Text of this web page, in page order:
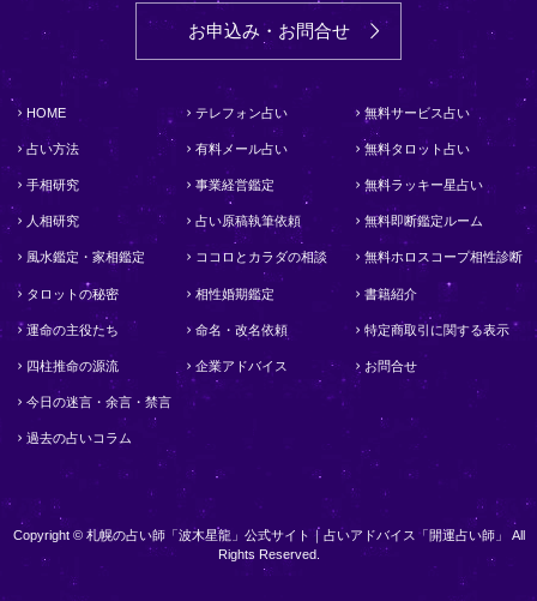
お申込み・お問合せ
HOME
占い方法
手相研究
人相研究
風水鑑定・家相鑑定
タロットの秘密
運命の主役たち
四柱推命の源流
今日の迷言・余言・禁言
過去の占いコラム
テレフォン占い
有料メール占い
事業経営鑑定
占い原稿執筆依頼
ココロとカラダの相談
相性婚期鑑定
命名・改名依頼
企業アドバイス
無料サービス占い
無料タロット占い
無料ラッキー星占い
無料即断鑑定ルーム
無料ホロスコープ相性診断
書籍紹介
特定商取引に関する表示
お問合せ
Copyright © 札幌の占い師「波木星龍」公式サイト｜占いアドバイス「開運占い師」 All
Rights Reserved.